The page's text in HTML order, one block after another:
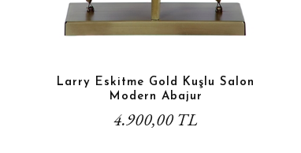
Larry Eskitme Gold Kuşlu Salon
Modern Abajur
4.900,00 TL